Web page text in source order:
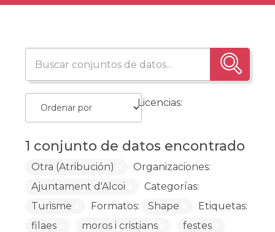
1 conjunto de datos encontrado
Licencias:
Otra (Atribución)
Organizaciones:
Ajuntament d'Alcoi
Categorías:
Turisme
Formatos: Shape
Etiquetas:
filaes
moros i cristians festes